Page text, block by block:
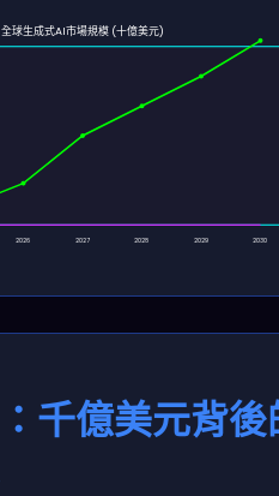
全球生成式AI市場規模 (十億美元)
2026 2027 2028 2029 2030
千億美元背後